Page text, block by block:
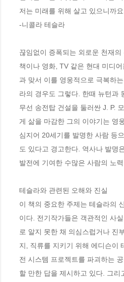
저는 미래를 위해 살고 있으니까요
-니콜라 테슬라
끊임없이 증폭되는 외로운 천재의
책이나 영화, TV 같은 현대 미디
과 맞서 이를 영웅적으로 극복하
라의 경우도 그렇다. 한때 뉴턴과
무선 송전탑 건설을 둘러싼 J. P.
게 삶을 마감한 그의 이야기는 영
심지어 20세기를 발명한 사람 등
도 있다고 경고한다. 역사나 발명
발전에 기여한 수많은 사람의 노
테슬라와 관련된 오해와 진실
이 책의 중요한 주제는 테슬라의
이다. 전기작가들은 객관적인 사
로 알지 못한 채 의심스럽거나 진
지, 직류를 지키기 위해 에디슨이
전 시스템 프로젝트를 파괴하는
할 만한 답을 제시하고 있다. 그